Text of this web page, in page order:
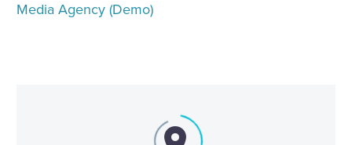
Media Agency (Demo)